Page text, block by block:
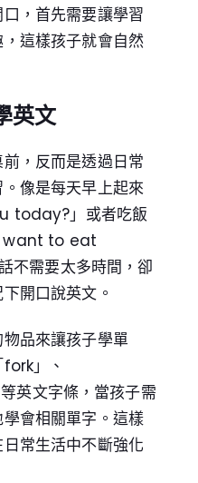
，首先需要讓學習
這樣孩子就會自然
英文
，反而是透過日常
像是每天早上起來
today?」或者吃飯
want to eat
不需要太多時間，卻
開口說英文。
品來讓孩子學單
」、
英文字條，當孩子需
會相關單字。這樣
常生活中不斷強化